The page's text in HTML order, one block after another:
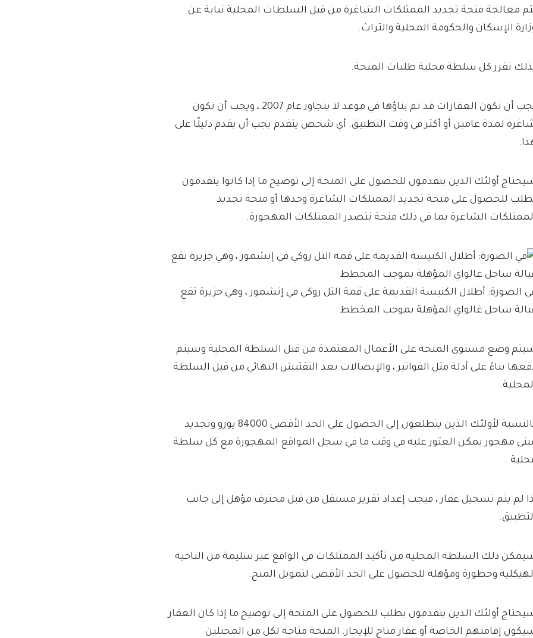
معالجة منحة تجديد الممتلكات الشاغرة من قبل السلطات المحلية نيابة عن
الإسكان والحكومة المحلية والتراث.
تقرر كل سلطة محلية طلبات المنحة.
يجب أن تكون العقارات قد تم بناؤها في موعد لا يتجاوز عام 2007 ، ويجب أن تكون
لمدة عامين أو أكثر في وقت التطبيق. أي شخص يتقدم يجب أن يقدم دليلًا على
أولئك الذين يتقدمون للحصول على المنحة إلى توضيح ما إذا كانوا يتقدمون
للحصول على منحة تجديد الممتلكات الشاغرة وحدها أو منحة تجديد
الشاغرة بما في ذلك منحة تتصدر الممتلكات المهجورة.
الصورة: أطلال الكنيسة القديمة على قمة التل روكي في إنشمور ، وهي جزيرة تقع
ساحل غالواي المؤهلة بموجب المخطط
وضع مستوى المنحة على الأعمال المعتمدة من قبل السلطة المحلية وسيتم
بناءً على أدلة مثل الفواتير ، والإيصالات بعد التفتيش النهائي من قبل السلطة
بالنسبة لأولئك الذين يتطلعون إلى الحصول على الحد الأقصى 84000 يورو وتجديد
مهجور يمكن العثور عليه في وقت ما في سجل المواقع المهجورة مع كل سلطة
لم يتم تسجيل عقار ، فيجب إعداد تقرير مستقل من قبل محترف مؤهل إلى جانب
ذلك السلطة المحلية من تأكيد الممتلكات في الواقع غير سليمة من الناحية
وخطورة ومؤهلة للحصول على الحد الأقصى لتمويل المنح.
أولئك الذين يتقدمون بطلب للحصول على المنحة إلى توضيح ما إذا كان العقار
إقامتهم الخاصة أو عقار متاح للإيجار. المنحة متاحة لكل من المحتلين